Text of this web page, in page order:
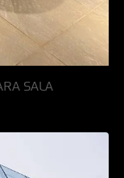
SALA